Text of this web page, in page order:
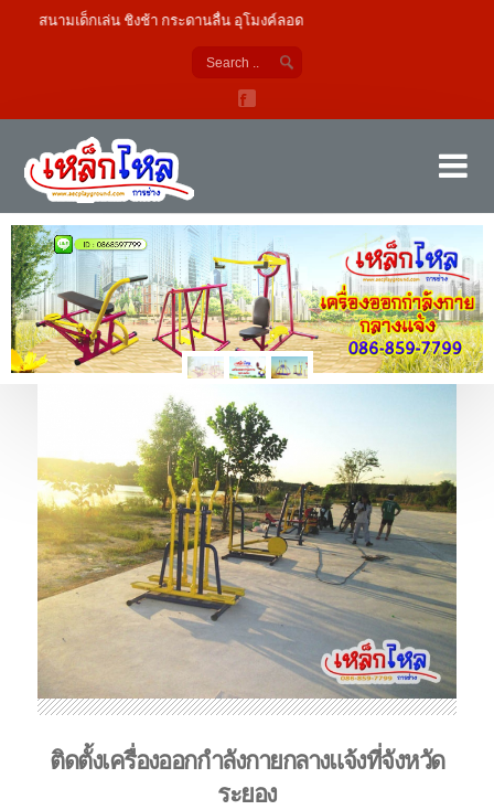
เล่น ชิงช้า กระดานลื่น อุโมงค์ลอด
ติดตั้งเครื่องออกกำลังกายกลางแจ้งที่จังหวัด
ระยอง